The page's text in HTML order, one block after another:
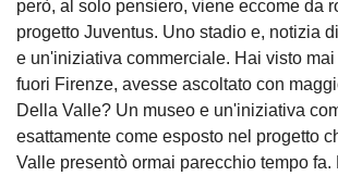
però, al solo pensiero, viene eccome da
progetto Juventus. Uno stadio e, notizia
e un'iniziativa commerciale. Hai visto
fuori Firenze, avesse ascoltato con
Della Valle? Un museo e un'iniziativa
esattamente come esposto nel progetto
Valle presentò ormai parecchio tempo fa.